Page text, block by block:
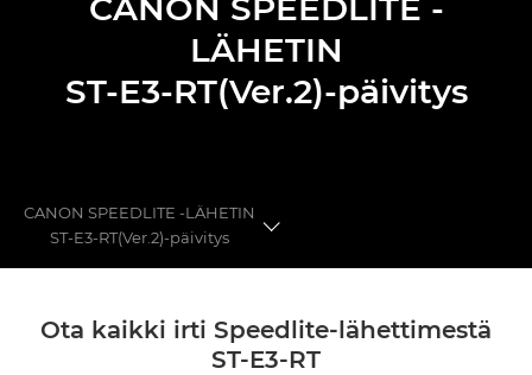
CANON SPEEDLITE -
LÄHETIN
ST-E3-RT(Ver.2)-päivitys
CANON SPEEDLITE -LÄHETIN
ST-E3-RT(Ver.2)-päivitys
Ota kaikki irti Speedlite-lähettimestä
ST-E3-RT